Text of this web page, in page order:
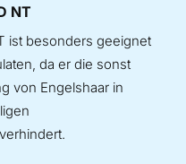
NT
ist besonders geeignet
da er die sonst
von Engelshaar in